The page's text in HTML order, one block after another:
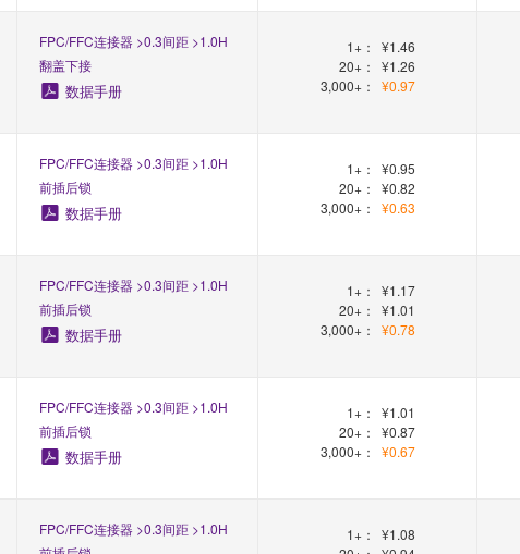
FPC/FFC连接器 >0.3间距 >1.0H
翻盖下接
数据手册
1+：
¥1.46
20+：
¥1.26
3,000+：
¥0.97
FPC/FFC连接器 >0.3间距 >1.0H
前插后锁
数据手册
1+：
¥0.95
20+：
¥0.82
3,000+：
¥0.63
FPC/FFC连接器 >0.3间距 >1.0H
前插后锁
数据手册
1+：
¥1.17
20+：
¥1.01
3,000+：
¥0.78
FPC/FFC连接器 >0.3间距 >1.0H
前插后锁
数据手册
1+：
¥1.01
20+：
¥0.87
3,000+：
¥0.67
FPC/FFC连接器 >0.3间距 >1.0H
1+：
¥1.08